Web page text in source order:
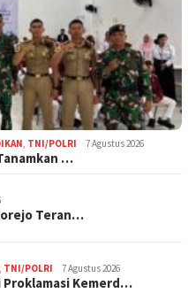
, TNI/POLRI 7 Agustus 2026
…
Teran…
, TNI/POLRI 7 Agustus 2026
Proklamasi Kemerd…